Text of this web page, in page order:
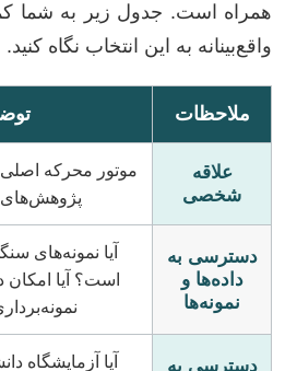
همراه است. جدول زیر به شما
واقع‌بینانه به این انتخاب نگاه کنید.
ملاحظات
علاقه
شخصی
موتور محرکه
دسترسی به
داده‌ها و
نمونه‌ها
آیا نمونه‌های
است؟ آیا
دسترسی به
آیا آزمایشگاه